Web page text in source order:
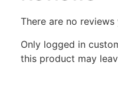
There are no reviews
Only logged in
this product may